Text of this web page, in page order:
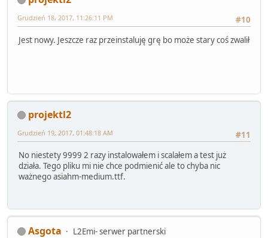
#10
Grudzień 18, 2017, 11:26:11 PM
Jest nowy. Jeszcze raz przeinstaluję grę bo może stary coś zwalił
projektl2
#11
Grudzień 19, 2017, 01:48:18 AM
No niestety 9999 2 razy instalowałem i scalałem a test już
działa. Tego pliku mi nie chce podmienić ale to chyba nic
ważnego asiahm-medium.ttf.
Asgota
L2Emi- serwer partnerski